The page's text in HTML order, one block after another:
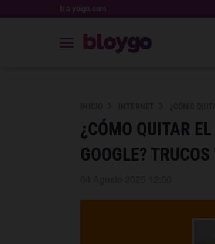
Ir a yoigo.com
¿CÓMO QUITAR
GOOGLE?